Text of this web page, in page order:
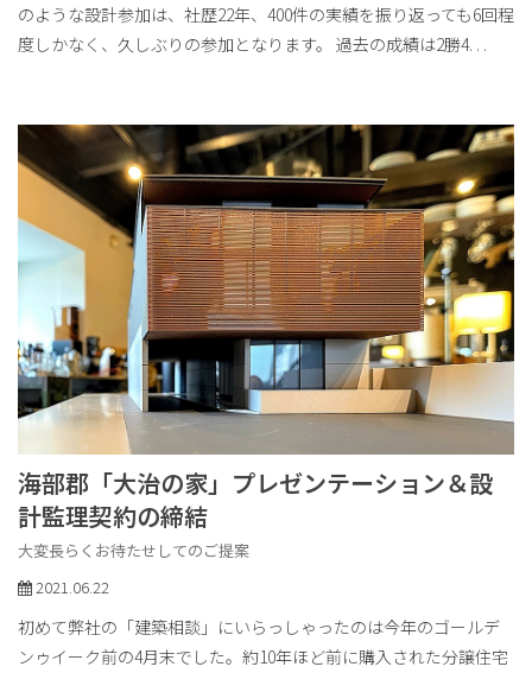
のような設計参加は、社歴22年、400件の実績を振り返っても6回程
度しかなく、久しぶりの参加となります。 過去の成績は2勝4. . .
海部郡「大治の家」プレゼンテーション＆設
計監理契約の締結
大変長らくお待たせしてのご提案
2021.06.22
初めて弊社の「建築相談」にいらっしゃったのは今年のゴールデ
ンゥイーク前の4月末でした。約10年ほど前に購入された分譲住宅